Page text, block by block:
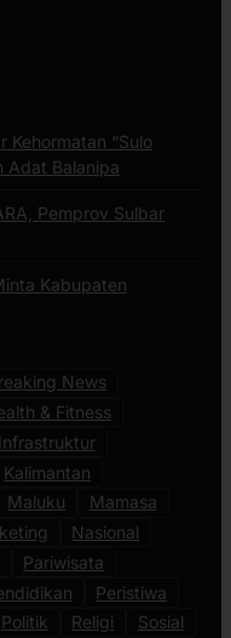
Kehormatan “Sulo
Adat Balanipa
Pemprov Sulbar
Kabupaten
News
& Fitness
Infrastruktur
Kalimantan
Maluku
Mamasa
Nasional
Pariwisata
Peristiwa
Politik Religi Sosial